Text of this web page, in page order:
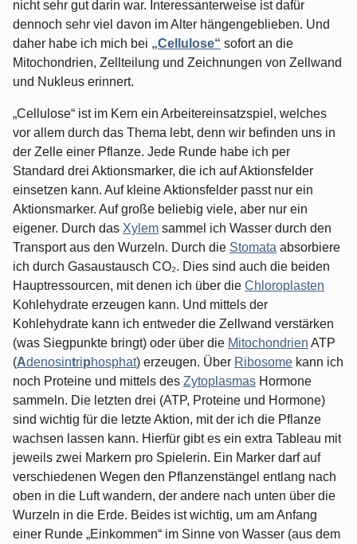
nicht sehr gut darin war. Interessanterweise ist dafür
dennoch sehr viel davon im Alter hängengeblieben. Und
daher habe ich mich bei „Cellulose“ sofort an die
Mitochondrien, Zellteilung und Zeichnungen von Zellwand
und Nukleus erinnert.
„Cellulose“ ist im Kern ein Arbeitereinsatzspiel, welches
vor allem durch das Thema lebt, denn wir befinden uns in
der Zelle einer Pflanze. Jede Runde habe ich per
Standard drei Aktionsmarker, die ich auf Aktionsfelder
einsetzen kann. Auf kleine Aktionsfelder passt nur ein
Aktionsmarker. Auf große beliebig viele, aber nur ein
eigener. Durch das Xylem sammel ich Wasser durch den
Transport aus den Wurzeln. Durch die Stomata absorbiere
ich durch Gasaustausch CO₂. Dies sind auch die beiden
Hauptressourcen, mit denen ich über die Chloroplasten
Kohlehydrate erzeugen kann. Und mittels der
Kohlehydrate kann ich entweder die Zellwand verstärken
(was Siegpunkte bringt) oder über die Mitochondrien ATP
(Adenosintriphosphat) erzeugen. Über Ribosome kann ich
noch Proteine und mittels des Zytoplasmas Hormone
sammeln. Die letzten drei (ATP, Proteine und Hormone)
sind wichtig für die letzte Aktion, mit der ich die Pflanze
wachsen lassen kann. Hierfür gibt es ein extra Tableau mit
jeweils zwei Markern pro Spielerin. Ein Marker darf auf
verschiedenen Wegen den Pflanzenstängel entlang nach
oben in die Luft wandern, der andere nach unten über die
Wurzeln in die Erde. Beides ist wichtig, um am Anfang
einer Runde „Einkommen“ im Sinne von Wasser (aus dem